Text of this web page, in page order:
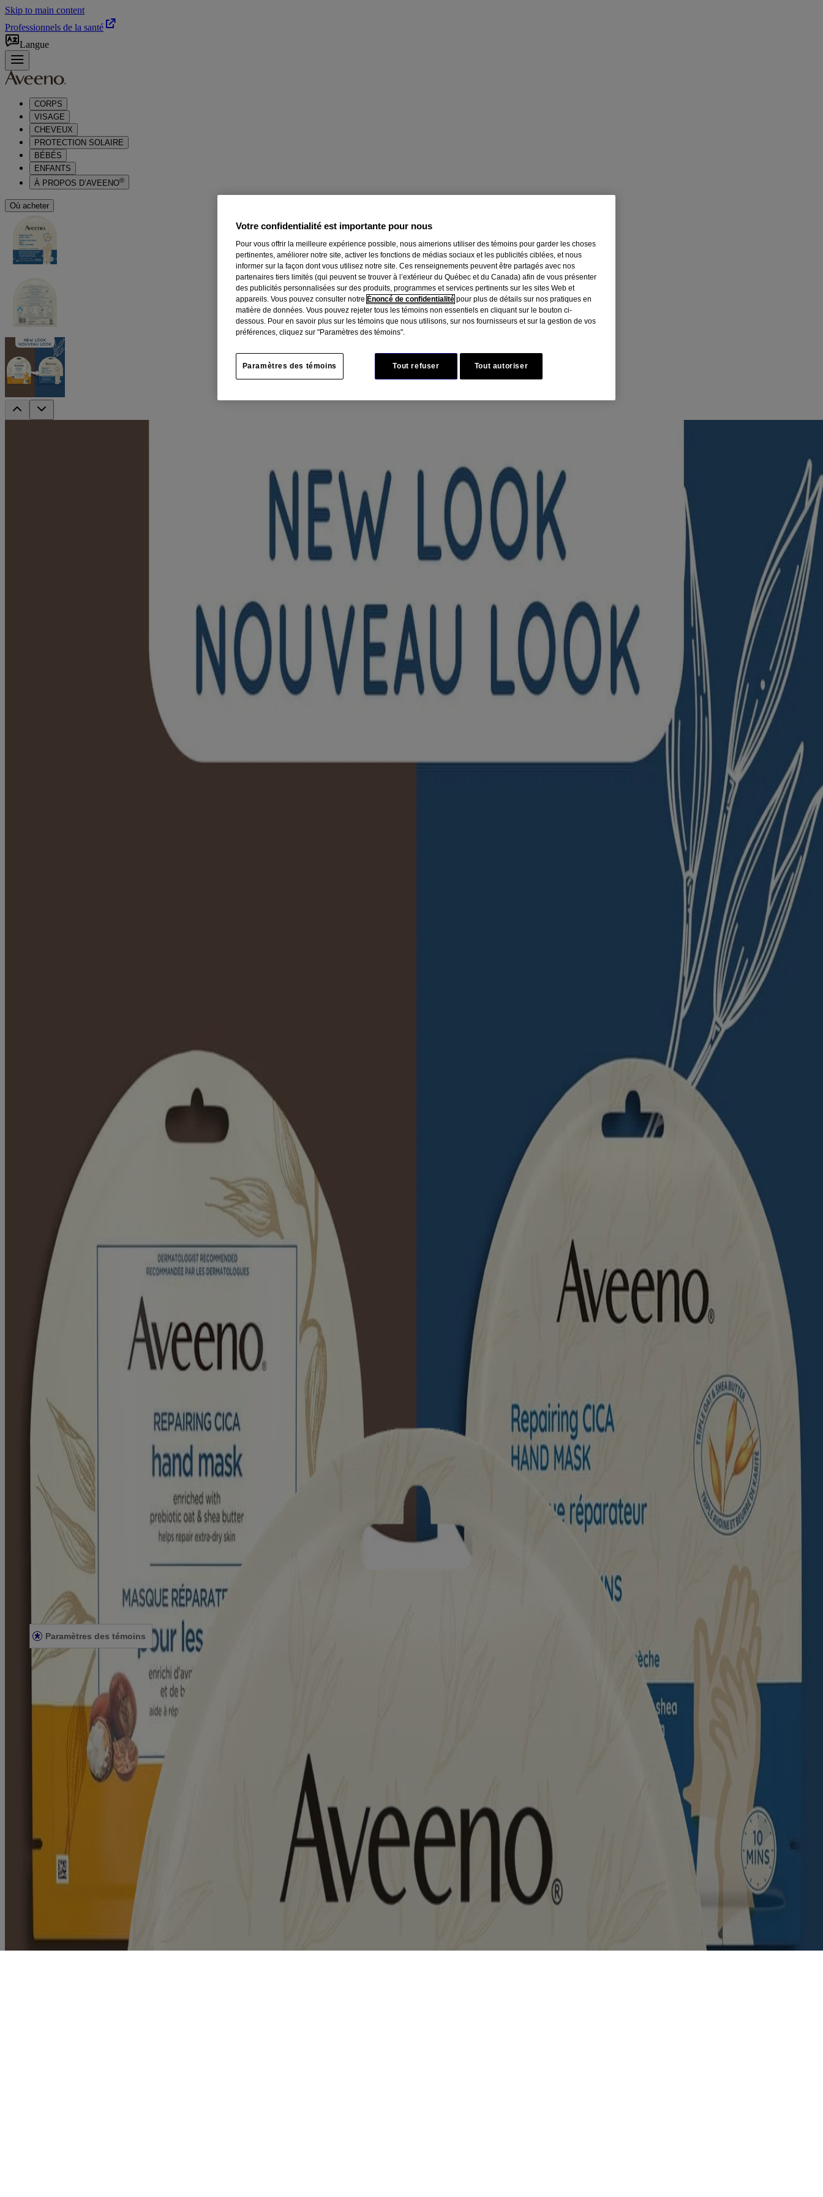
Skip to main content
Professionnels de la santé
Langue
CORPS
VISAGE
CHEVEUX
PROTECTION SOLAIRE
BÉBÉS
ENFANTS
À PROPOS D’AVEENO®
Où acheter
Vous voulez donner une apparence plus saine à vos mains en quelques minutes? Ce masque nourrissant pour les mains peut vous aider à y arriver. Lavez-vous et séchez-vous bien les mains, enfilez les gants
hydratants pendant 10 minutes, et le tour est joué. Spécialement formulés pour aider à réparer la peau ultrasèche et à en rétablir l’hydratation essentielle, ils laisseront vos mains douces et lisses au toucher.
Contient du beurre de karité et de l’avoine prébiotique hydratante
Marque recommandée par les dermatologues
INGRÉDIENT VEDETTE : L’AVOINE
Prévient la sécheresse cutanée, retient l’humidité
L’avoine peut aider à restaurer et à maintenir la barrière d’hydratation de la peau pour aider à prévenir et à protéger la peau contre la sécheresse. Ainsi, l’avoine colloïdale est un ingrédient recommandé avec
confiance par les dermatologues.
DÉCOUVREZ TOUS NOS INGRÉDIENTS
Ce site web contient des informations sur les produits et peut différer des informations figurant sur l'emballage du produit que vous pourriez avoir. Veuillez consulter l'emballage de votre produit pour obtenir les
informations les plus récentes.
PRODUITS CONNEXES
Masque pour les pieds AVEENO Repairing CicaMC
Tous les produits
Où acheter
Nous joindre
Apprendre
À propos d'Aveeno®
Notre engagement
Nos ingrédients
Notre engagement envers la diversité
Énoncé de confidentialité
Énoncé sur l’accessibilité
Paramètres des témoins
Plan du site
© Kenvue Canada Inc. 2025. Tous droits réservés. Ce site Web est destiné aux visiteurs du Canada. Les marques de tiers utilisées ici sont des marques de commerce de leurs propriétaires respectifs. Assurez-vous
que ce produit vous convient. Lisez et respectez toujours l'étiquette.
Votre confidentialité est importante pour nous
Pour vous offrir la meilleure expérience possible, nous aimerions utiliser des témoins pour garder les choses
pertinentes, améliorer notre site, activer les fonctions de médias sociaux et les publicités ciblées, et nous
informer sur la façon dont vous utilisez notre site. Ces renseignements peuvent être partagés avec nos
partenaires tiers limités (qui peuvent se trouver à l’extérieur du Québec et du Canada) afin de vous présenter
des publicités personnalisées sur des produits, programmes et services pertinents sur les sites Web et
appareils. Vous pouvez consulter notre Énoncé de confidentialitépour plus de détails sur nos pratiques en
matière de données. Vous pouvez rejeter tous les témoins non essentiels en cliquant sur le bouton ci-
dessous. Pour en savoir plus sur les témoins que nous utilisons, sur nos fournisseurs et sur la gestion de vos
préférences, cliquez sur "Paramètres des témoins".
Paramètres des témoins Tout refuser Tout autoriser